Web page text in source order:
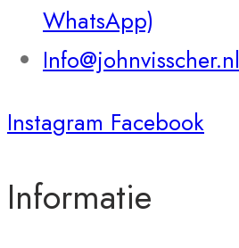
WhatsApp)
Info@johnvisscher.nl
Instagram Facebook
Informatie